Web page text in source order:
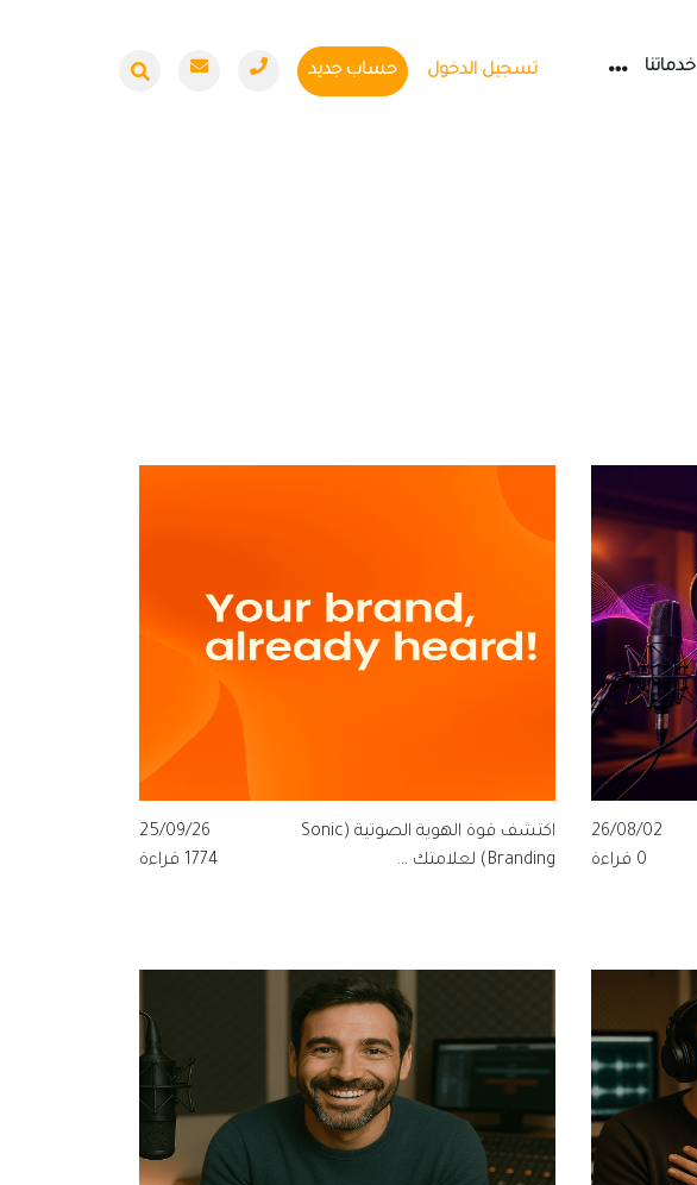
خدماتنا تسجيل الدخول حساب جديد
26/08/02
0 قراءة
اكتشف قوة الهوية الصوتية (Sonic
Branding) لعلامتك ...
25/09/26
1774 قراءة